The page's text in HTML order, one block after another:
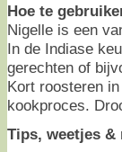
Hoe te
Nigelle is een
In de Indiase
gerechten of
Kort roosteren
kookproces.
Tips, weetjes &